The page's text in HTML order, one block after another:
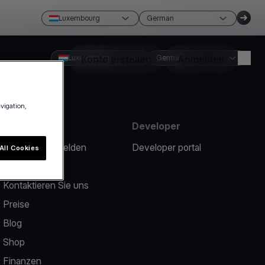
Luxembourg German
Konto erstellen Anmelden
Luxembourg German
Ein Problem melden
Kontaktieren Sie uns
Preise
Blog
Shop
Finanzen
Developer
Developer portal
Cookies